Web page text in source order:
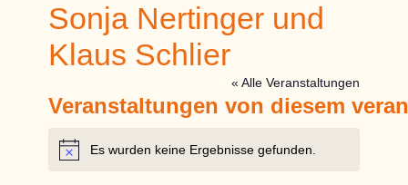
Sonja Nertinger und
Klaus Schlier
« Alle Veranstaltungen
Veranstaltungen von diesem
HinweisEs wurden keine Ergebnisse gefunden.